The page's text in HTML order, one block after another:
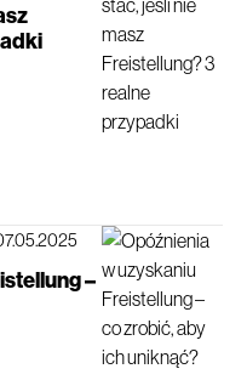
–